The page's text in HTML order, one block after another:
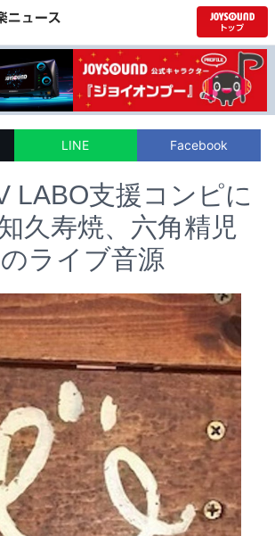
LINE Facebook
LABO支援コンピに
久寿焼、六角精児
ライブ音源